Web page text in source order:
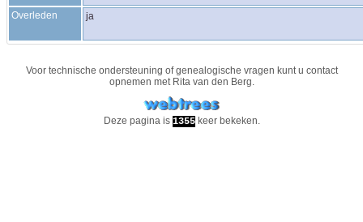
Overleden ja
Voor technische ondersteuning of genealogische vragen kunt u contact
opnemen met Rita van den Berg.
Deze pagina is 1355keer bekeken.